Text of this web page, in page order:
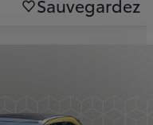
Sauvegardez